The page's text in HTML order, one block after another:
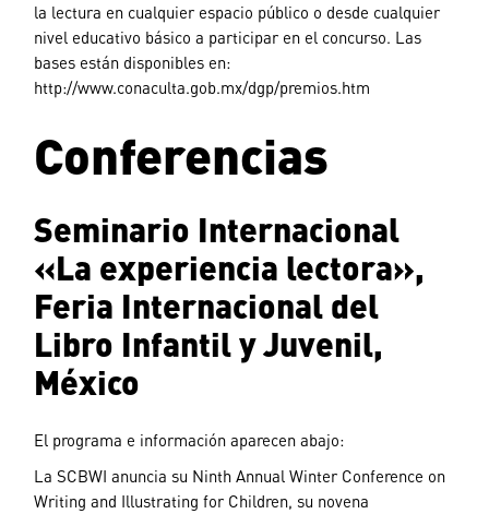
la lectura en cualquier espacio público o desde cualquier
nivel educativo básico a participar en el concurso. Las
bases están disponibles en:
http://www.conaculta.gob.mx/dgp/premios.htm
Conferencias
Seminario Internacional
«La experiencia lectora»,
Feria Internacional del
Libro Infantil y Juvenil,
México
El programa e información aparecen abajo:
La SCBWI anuncia su Ninth Annual Winter Conference on
Writing and Illustrating for Children, su novena